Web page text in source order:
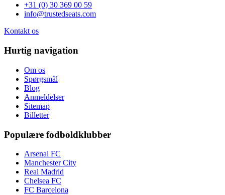
+31 (0) 30 369 00 59
info@trustedseats.com
Kontakt os
Hurtig navigation
Om os
Spørgsmål
Blog
Anmeldelser
Sitemap
Billetter
Populære fodboldklubber
Arsenal FC
Manchester City
Real Madrid
Chelsea FC
FC Barcelona